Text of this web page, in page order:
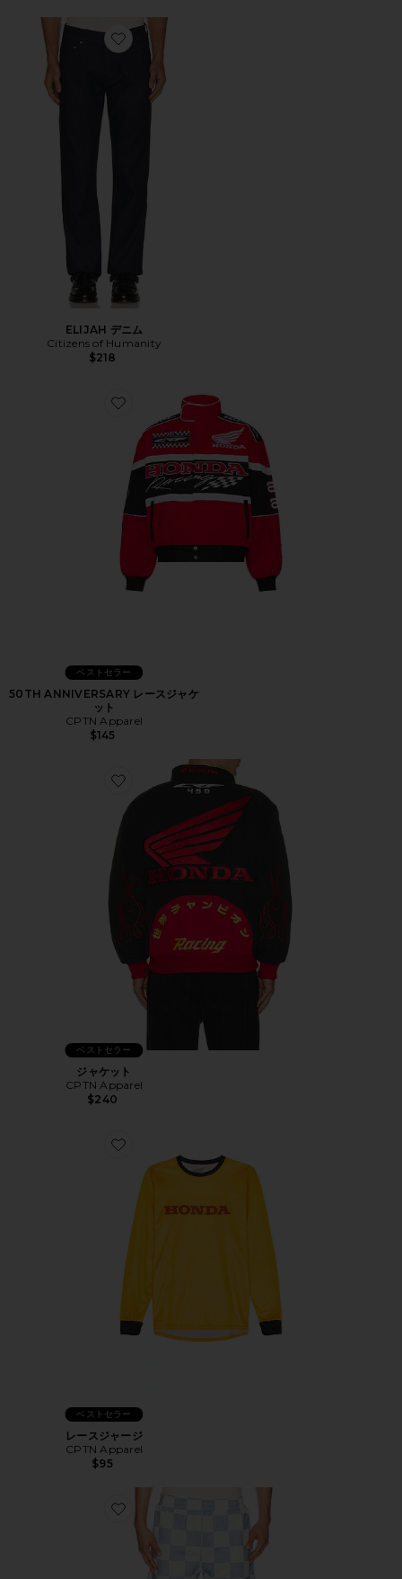
ELIJAH デニム
Citizens of Humanity
$218
Favorite 50TH ANNIVERSARY レースジャケット
ベストセラー
50TH ANNIVERSARY レースジャケ
ット
CPTN Apparel
$145
Favorite ジャケット
ベストセラー
ジャケット
CPTN Apparel
$240
Favorite レースジャージ
ベストセラー
レースジャージ
CPTN Apparel
$95
Favorite NA ショートパンツ